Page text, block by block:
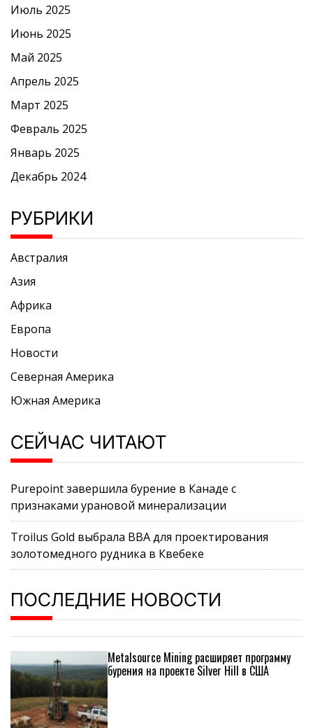
Июль 2025
Июнь 2025
Май 2025
Апрель 2025
Март 2025
Февраль 2025
Январь 2025
Декабрь 2024
РУБРИКИ
Австралия
Азия
Африка
Европа
Новости
Северная Америка
Южная Америка
СЕЙЧАС ЧИТАЮТ
Purepoint завершила бурение в Канаде с
признаками урановой минерализации
Troilus Gold выбрала BBA для проектирования
золотомедного рудника в Квебеке
ПОСЛЕДНИЕ НОВОСТИ
Metalsource Mining расширяет программу
бурения на проекте Silver Hill в США